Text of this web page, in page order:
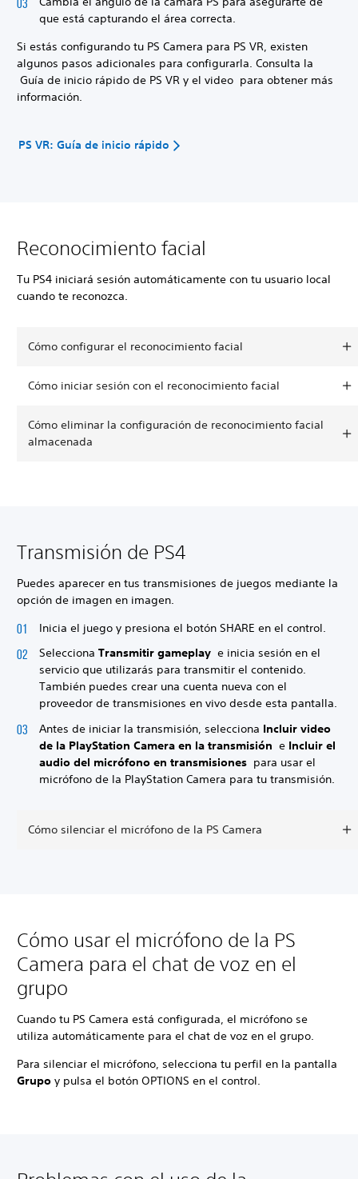
que está capturando el área correcta.
Si estás configurando tu PS Camera para PS VR, existen
algunos pasos adicionales para configurarla. Consulta la
Guía de inicio rápido de PS VR y el video para obtener más
información.
PS VR: Guía de inicio rápido
Reconocimiento facial
Tu PS4 iniciará sesión automáticamente con tu usuario local
cuando te reconozca.
Cómo configurar el reconocimiento facial
Cómo iniciar sesión con el reconocimiento facial
Cómo eliminar la configuración de reconocimiento facial
almacenada
Transmisión de PS4
Puedes aparecer en tus transmisiones de juegos mediante la
opción de imagen en imagen.
Inicia el juego y presiona el botón SHARE en el control.
Selecciona Transmitir gameplay e inicia sesión en el
servicio que utilizarás para transmitir el contenido.
También puedes crear una cuenta nueva con el
proveedor de transmisiones en vivo desde esta pantalla.
Antes de iniciar la transmisión, selecciona Incluir video
de la PlayStation Camera en la transmisión e Incluir el
audio del micrófono en transmisiones para usar el
micrófono de la PlayStation Camera para tu transmisión.
Cómo silenciar el micrófono de la PS Camera
Cómo usar el micrófono de la PS
Camera para el chat de voz en el
grupo
Cuando tu PS Camera está configurada, el micrófono se
utiliza automáticamente para el chat de voz en el grupo.
Para silenciar el micrófono, selecciona tu perfil en la pantalla
Grupo y pulsa el botón OPTIONS en el control.